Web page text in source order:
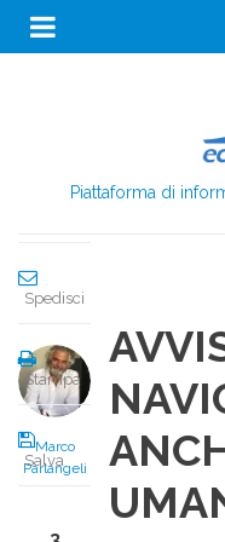
SaltaAnon
Menu
Piattaforma di
Marco
Parlangeli
Condividi
Spedisci
Stampa
Salva